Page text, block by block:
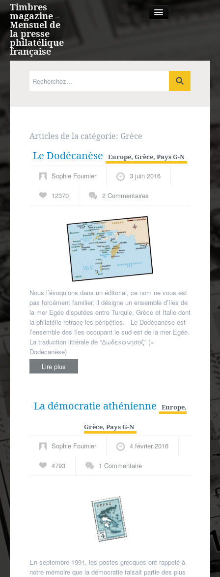
Timbres
magazine –
Mensuel de
la presse
philatélique
française
Expression française
Europe
Outre-mer
Agenda
Autres spécialités
Articles de la catégorie: Grèce
Le Dodécanèse Europe, Grèce, Pays G-N
Sophie Fournier 3 juin 2016
12370 2 Commentaires
Nous l’évoquions dans un éditorial, ce nom ne vous est
pas forcément familier, il désigne un ensemble d’îles de
la mer Egée disputées entre Turquie, Grèce et Italie dont
la philatélie retrace les péripéties. Le Dodécanèse est
l’ensemble des îles occupant le sud-est de la mer Egée.
La traduction littérale de “Δωδεκανησοζ” (=
Dodécanèse)
Lire plus
La démocratie athénienne Europe,
Grèce, Pays G-N
Sophie Fournier 4 février 2016
4793 1 Commentaire
En septembre 1991, les postes grecques ont rappelé à
notre mémoire que la démocratie faisait partie des plus